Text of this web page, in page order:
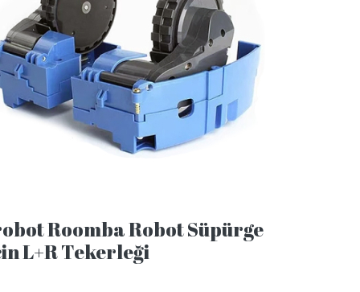
Roomba Robot Süpürge
L+R Tekerleği